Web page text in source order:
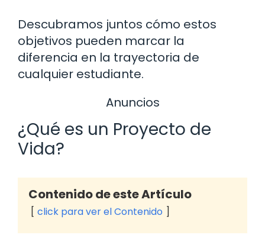
Descubramos juntos cómo estos
objetivos pueden marcar la
diferencia en la trayectoria de
cualquier estudiante.
Anuncios
¿Qué es un Proyecto de
Vida?
Contenido de este Artículo
click para ver el Contenido